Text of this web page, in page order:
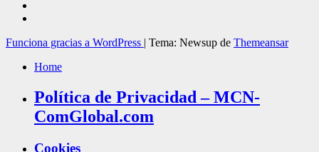
Funciona gracias a WordPress | Tema: Newsup de Themeansar
Home
Política de Privacidad – MCN-
ComGlobal.com
Cookies